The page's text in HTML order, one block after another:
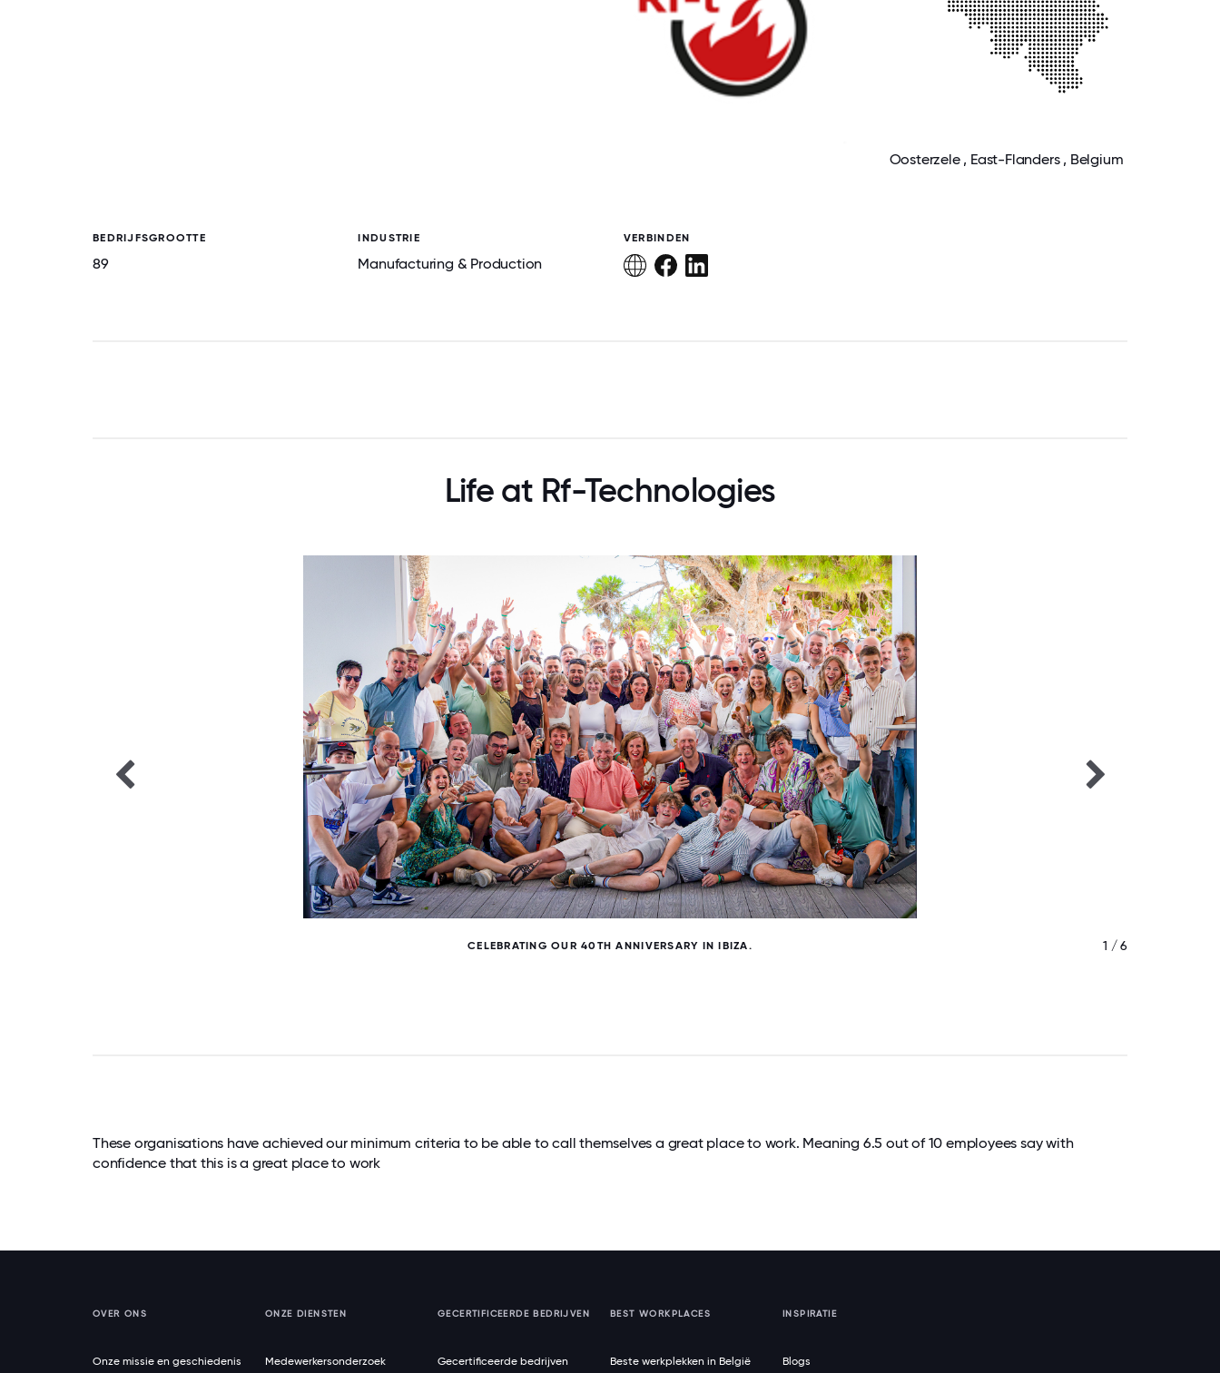
BEDRIJFSGROOTTE
89
INDUSTRIE
Manufacturing & Production
VERBINDEN
Oosterzele , East-Flanders , Belgium
Life at Rf-Technologies
CELEBRATING OUR 40TH ANNIVERSARY IN IBIZA. 1 / 6
These organisations have achieved our minimum criteria to be able to call themselves a great place to work. Meaning 6.5 out of 10 employees say with
confidence that this is a great place to work
OVER ONS
Onze missie en geschiedenis
ONZE DIENSTEN
Medewerkersonderzoek
GECERTIFICEERDE BEDRIJVEN
Gecertificeerde bedrijven
BEST WORKPLACES
Beste werkplekken in België
INSPIRATIE
Blogs